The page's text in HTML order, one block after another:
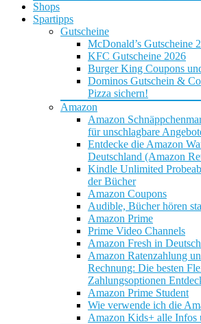
Shops
Spartipps
Gutscheine
McDonald’s Gutscheine
KFC Gutscheine 2026
Burger King Coupons
Dominos Gutschein &
Pizza sichern!
Amazon
Amazon
für unschlagbare
Entdecke die Amazon
Deutschland (Amazon
Kindle Unlimited
der Bücher
Amazon Coupons
Audible, Bücher hören
Amazon Prime
Prime Video Channels
Amazon Fresh in
Amazon Ratenzahlung
Rechnung: Die besten
Zahlungsoptionen
Amazon Prime Student
Wie verwende ich die
Amazon Kids+ alle Infos